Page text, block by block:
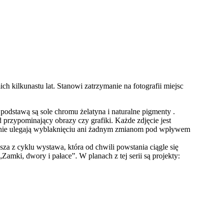
kilkunastu lat. Stanowi zatrzymanie na fotografii miejsc
są sole chromu żelatyna i naturalne pigmenty .
przypominający obrazy czy grafiki. Każde zdjęcie jest
ulegają wyblaknięciu ani żadnym zmianom pod wpływem
z cyklu wystawa, która od chwili powstania ciągle się
dwory i pałace”. W planach z tej serii są projekty: